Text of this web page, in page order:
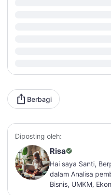
Berbagi
Diposting oleh:
Risa
Hai saya Santi,
dalam Analisa
Bisnis, UMKM,